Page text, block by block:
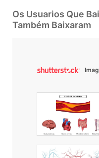
Os Usuarios Que
Também Baixaram